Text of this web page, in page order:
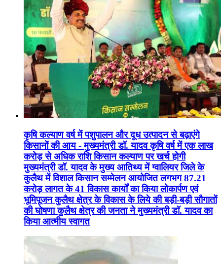
कृषि कल्याण वर्ष में पशुपालन और दूध उत्पादन से बढ़ाएंगे
किसानों की आय - मुख्यमंत्री डॉ. यादव कृषि वर्ष में एक लाख
करोड़ से अधिक राशि किसान कल्याण पर खर्च होगी
मुख्यमंत्री डॉ. यादव के मुख्य आतिथ्य में ग्वालियर जिले के
कुलैथ में विशाल किसान सम्मेलन आयोजित लगभग 87.21
करोड़ लागत के 41 विकास कार्यों का किया लोकार्पण एवं
भूमिपूजन कुलैथ क्षेत्र के विकास के लिये की बड़ी-बड़ी सौगातों
की घोषणा कुलैथ क्षेत्र की जनता ने मुख्यमंत्री डॉ. यादव का
किया आत्मीय स्वागत